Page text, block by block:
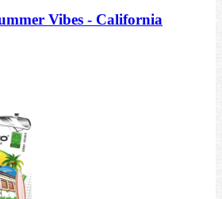
Vibes - California